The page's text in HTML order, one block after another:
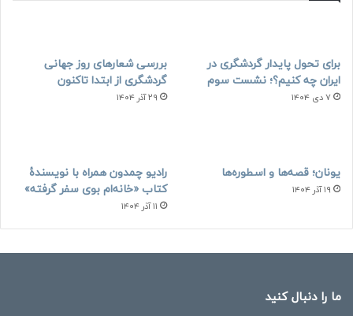
برای تحول پایدار گردشگری در
ایران چه کنیم؟؛ نشست سوم
۷ دی ۱۴۰۴
بررسی شعارهای روز جهانی
گردشگری از ابتدا تاکنون
۲۹ آذر ۱۴۰۴
یونان؛ قصه‌ها و اسطوره‌ها
۱۹ آذر ۱۴۰۴
رادیو چمدون همراه با نویسندهٔ
کتاب «خانه‌ام بوی سفر گرفته»
۱۱ آذر ۱۴۰۴
ما را دنبال کنید